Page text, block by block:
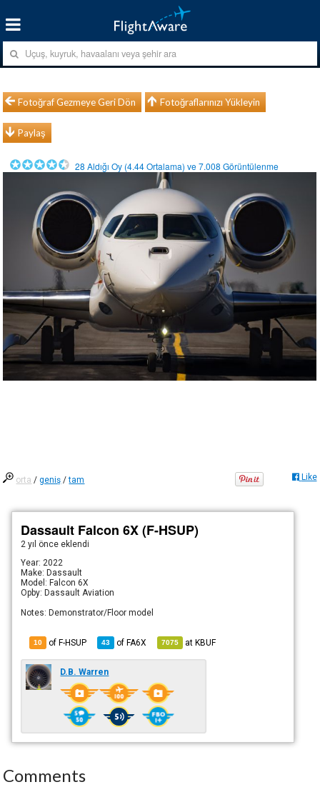
Fotoğraf Gezmeye Geri Dön Fotoğraflarınızı Yükleyin
Paylaş
28 Aldığı Oy (4.44Ortalama) ve7.008 Görüntülenme
orta /geniş /tam Like
Dassault Falcon 6X (F-HSUP)
2 yıl önce eklendi
Year: 2022
Make: Dassault
Model: Falcon 6X
Opby: Dassault Aviation
Notes: Demonstrator/Floor model
10 of F-HSUP 43 ofFA6X 7075 atKBUF
D.B. Warren
Comments